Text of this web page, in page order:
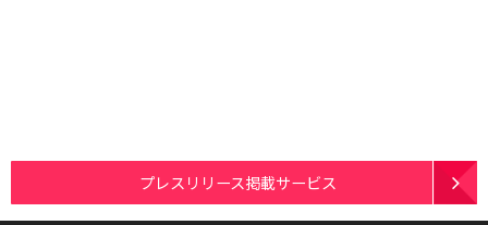
プレスリリース掲載サービス